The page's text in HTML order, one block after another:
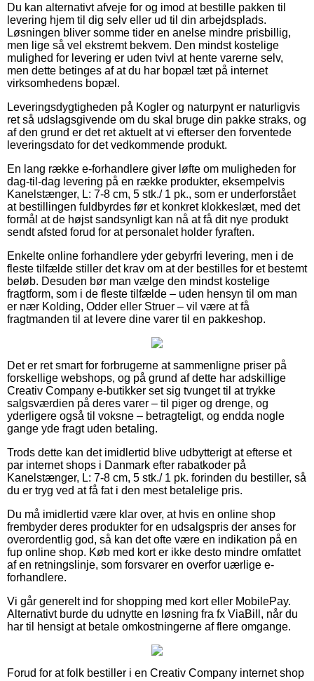
Du kan alternativt afveje for og imod at bestille pakken til
levering hjem til dig selv eller ud til din arbejdsplads.
Løsningen bliver somme tider en anelse mindre prisbillig,
men lige så vel ekstremt bekvem. Den mindst kostelige
mulighed for levering er uden tvivl at hente varerne selv,
men dette betinges af at du har bopæl tæt på internet
virksomhedens bopæl.
Leveringsdygtigheden på Kogler og naturpynt er naturligvis
ret så udslagsgivende om du skal bruge din pakke straks, og
af den grund er det ret aktuelt at vi efterser den forventede
leveringsdato for det vedkommende produkt.
En lang række e-forhandlere giver løfte om muligheden for
dag-til-dag levering på en række produkter, eksempelvis
Kanelstænger, L: 7-8 cm, 5 stk./ 1 pk., som er underforstået
at bestillingen fuldbyrdes før et konkret klokkeslæt, med det
formål at de højst sandsynligt kan nå at få dit nye produkt
sendt afsted forud for at personalet holder fyraften.
Enkelte online forhandlere yder gebyrfri levering, men i de
fleste tilfælde stiller det krav om at der bestilles for et bestemt
beløb. Desuden bør man vælge den mindst kostelige
fragtform, som i de fleste tilfælde – uden hensyn til om man
er nær Kolding, Odder eller Struer – vil være at få
fragtmanden til at levere dine varer til en pakkeshop.
Det er ret smart for forbrugerne at sammenligne priser på
forskellige webshops, og på grund af dette har adskillige
Creativ Company e-butikker set sig tvunget til at trykke
salgsværdien på deres varer – til piger og drenge, og
yderligere også til voksne – betragteligt, og endda nogle
gange yde fragt uden betaling.
Trods dette kan det imidlertid blive udbytterigt at efterse et
par internet shops i Danmark efter rabatkoder på
Kanelstænger, L: 7-8 cm, 5 stk./ 1 pk. forinden du bestiller, så
du er tryg ved at få fat i den mest betalelige pris.
Du må imidlertid være klar over, at hvis en online shop
frembyder deres produkter for en udsalgspris der anses for
overordentlig god, så kan det ofte være en indikation på en
fup online shop. Køb med kort er ikke desto mindre omfattet
af en retningslinje, som forsvarer en overfor uærlige e-
forhandlere.
Vi går generelt ind for shopping med kort eller MobilePay.
Alternativt burde du udnytte en løsning fra fx ViaBill, når du
har til hensigt at betale omkostningerne af flere omgange.
Forud for at folk bestiller i en Creativ Company internet shop